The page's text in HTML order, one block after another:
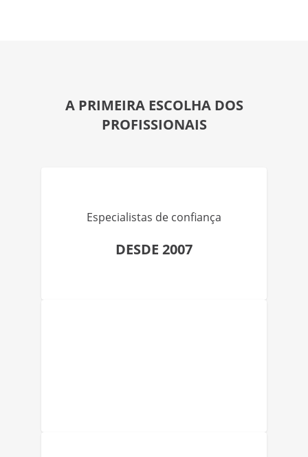
A PRIMEIRA ESCOLHA DOS
PROFISSIONAIS
Especialistas de confiança
DESDE 2007